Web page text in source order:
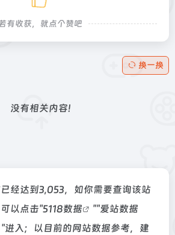
有收获，就点个赞吧
换一换
没有相关内容!
经达到3,053，如你需要查询该站
以点击"5118数据 ""爱站数据
"进入；以目前的网站数据参考，建